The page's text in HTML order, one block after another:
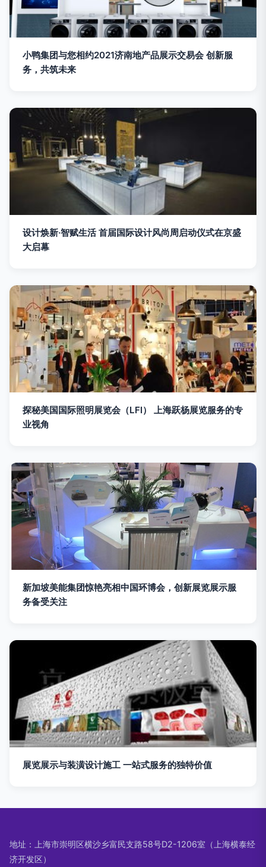
小鸭集团与您相约2021济南地产品展示交易会 创新服
务，共筑未来
设计焕新·智赋生活 首届国际设计风尚周启动仪式在京盛
大启幕
探秘美国国际照明展览会（LFI） 上海跃杨展览服务的专
业视角
新加坡美能集团惊艳亮相中国环博会，创新展览展示服
务备受关注
展览展示与装潢设计施工 一站式服务的独特价值
地址：上海市崇明区横沙乡富民支路58号D2-1206室（上海横泰经
济开发区）